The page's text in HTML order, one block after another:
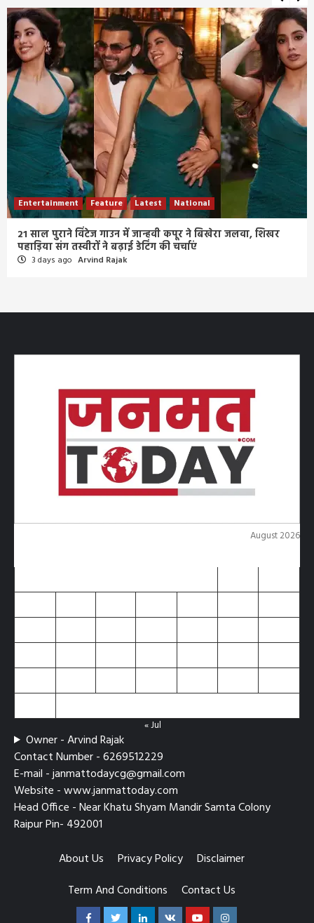
Entertainment Feature Latest National
21 साल पुराने विंटेज गाउन में जान्हवी कपूर ने बिखेरा जलवा, शिखर
पहाड़िया संग तस्वीरों ने बढ़ाई डेटिंग की चर्चाएं
3 days ago Arvind Rajak
August 2026
« Jul
Owner - Arvind Rajak
Contact Number - 6269512229
E-mail - janmattodaycg@gmail.com
Website - www.janmattoday.com
Head Office - Near Khatu Shyam Mandir Samta Colony
Raipur Pin- 492001
About Us
Privacy Policy
Disclaimer
Term And Conditions
Contact Us
FacebookTwitterLinkedin
VK YoutubeInstagram